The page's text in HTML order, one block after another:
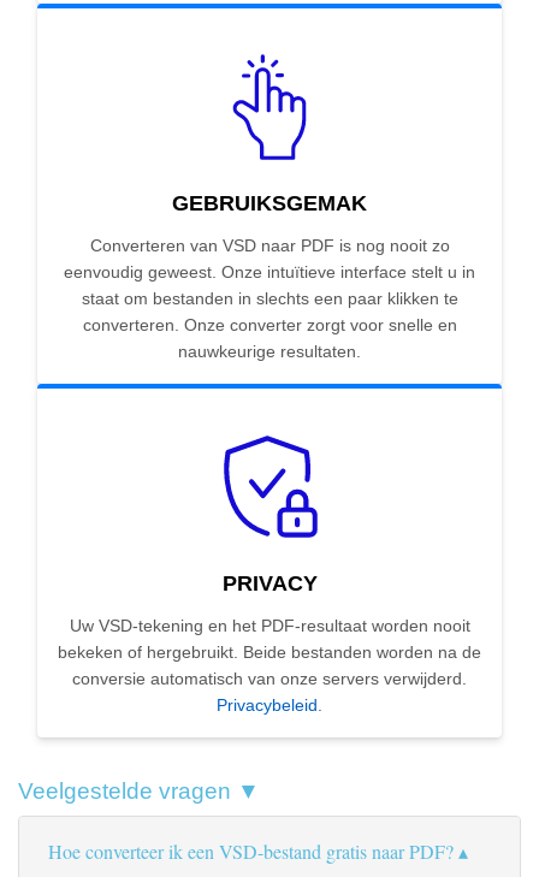
GEBRUIKSGEMAK
Converteren van VSD naar PDF is nog nooit zo
eenvoudig geweest. Onze intuïtieve interface stelt u in
staat om bestanden in slechts een paar klikken te
converteren. Onze converter zorgt voor snelle en
nauwkeurige resultaten.
PRIVACY
Uw VSD-tekening en het PDF-resultaat worden nooit
bekeken of hergebruikt. Beide bestanden worden na de
conversie automatisch van onze servers verwijderd.
Privacybeleid.
Veelgestelde vragen ▼
Hoe converteer ik een VSD-bestand gratis naar PDF?